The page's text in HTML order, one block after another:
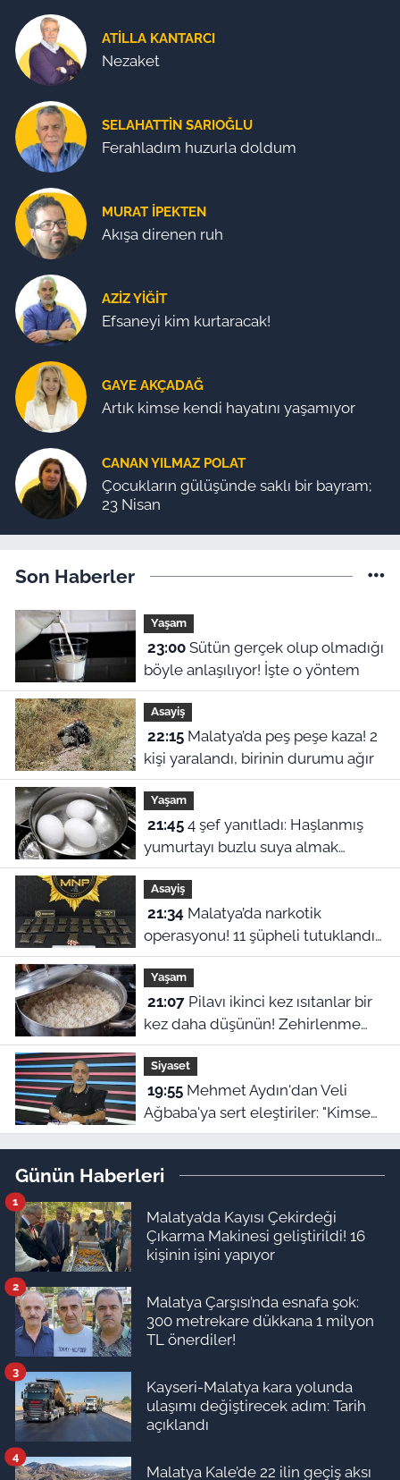
ATILLA KANTARCI
Nezaket
SELAHATTIN SARIOĞLU
Ferahladım huzurla doldum
MURAT İPEKTEN
Akışa direnen ruh
AZIZ YIĞIT
Efsaneyi kim kurtaracak!
GAYE AKÇADAĞ
Artık kimse kendi hayatını yaşamıyor
CANAN YILMAZ POLAT
Çocukların gülüşünde saklı bir bayram;
23 Nisan
Son Haberler
Yaşam
23:00Sütün gerçek olup olmadığı
böyle anlaşılıyor! İşte o yöntem
Asayiş
22:15Malatya’da peş peşe kaza! 2
kişi yaralandı, birinin durumu ağır
Yaşam
21:454 şef yanıtladı: Haşlanmış
yumurtayı buzlu suya almak
neden şart?
Asayiş
21:34
operasyonu! 11 şüpheli tutuklandı,
uyuşturucu stoku ele geçirildi
Yaşam
21:07Pilavı ikinci kez ısıtanlar bir
kez daha düşünün! Zehirlenme
riski var
Siyaset
19:55Mehmet Aydın'dan Veli
Ağbaba'ya sert eleştiriler: "Kimse
hukukun üzerinde değil"
Günün Haberleri
Malatya’da Kayısı Çekirdeği
Çıkarma Makinesi geliştirildi! 16
kişinin işini yapıyor
1
Malatya Çarşısı’nda esnafa şok:
300 metrekare dükkana 1 milyon
TL önerdiler!
2
Kayseri-Malatya kara yolunda
ulaşımı değiştirecek adım: Tarih
açıklandı
3
Malatya Kale’de 22 ilin geçiş aksı
4